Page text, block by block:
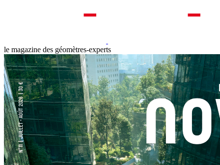
le magazine des géomètres-experts